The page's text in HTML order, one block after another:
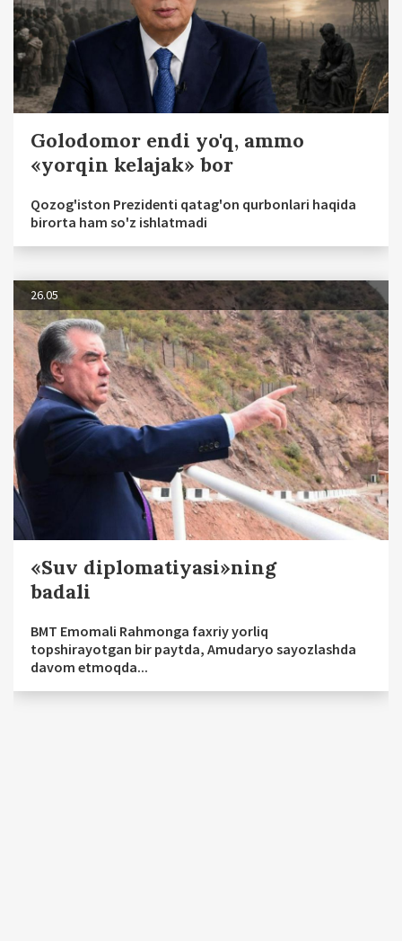
Golodomor endi yo'q, ammo
«yorqin kelajak» bor
Qozog'iston Prezidenti qatag'on qurbonlari haqida
birorta ham so'z ishlatmadi
26.05
«Suv diplomatiyasi»ning
badali
BMT Emomali Rahmonga faxriy yorliq
topshirayotgan bir paytda, Amudaryo sayozlashda
davom etmoqda...